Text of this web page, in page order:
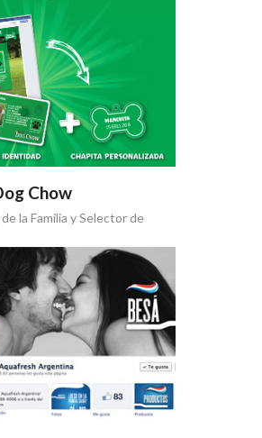
Chow
la Familia y Selector de